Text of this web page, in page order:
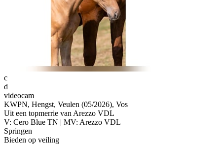
c
d
videocam
KWPN, Hengst, Veulen (05/2026), Vos
Uit een topmerrie van Arezzo VDL
V: Cero Blue TN | MV: Arezzo VDL
Springen
Bieden op veiling